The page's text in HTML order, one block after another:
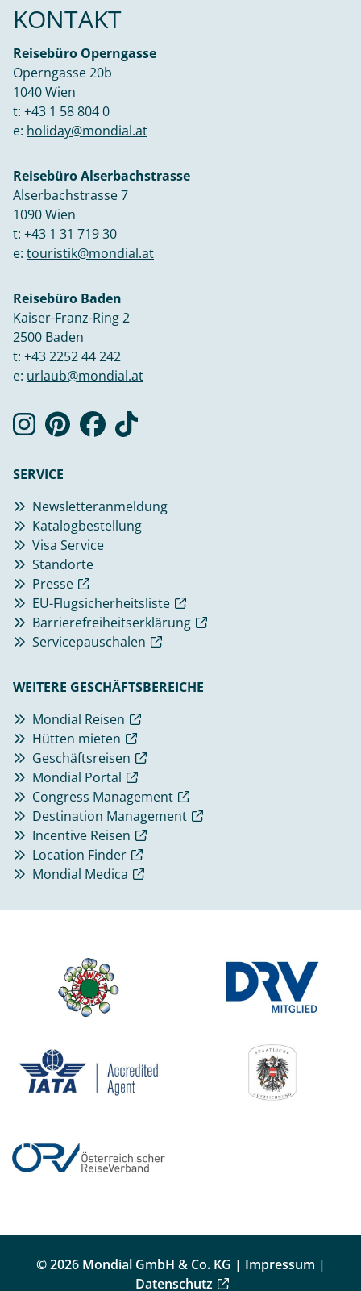
KONTAKT
Reisebüro Operngasse
Operngasse 20b
1040 Wien
t: +43 1 58 804 0
e: holiday@mondial.at
Reisebüro Alserbachstrasse
Alserbachstrasse 7
1090 Wien
t: +43 1 31 719 30
e: touristik@mondial.at
Reisebüro Baden
Kaiser-Franz-Ring 2
2500 Baden
t: +43 2252 44 242
e: urlaub@mondial.at
SERVICE
Newsletteranmeldung
Katalogbestellung
Visa Service
Standorte
Presse
EU-Flugsicherheitsliste
Barrierefreiheitserklärung
Servicepauschalen
WEITERE GESCHÄFTSBEREICHE
Mondial Reisen
Hütten mieten
Geschäftsreisen
Mondial Portal
Congress Management
Destination Management
Incentive Reisen
Location Finder
Mondial Medica
© 2026 Mondial GmbH & Co. KG | Impressum |
Datenschutz